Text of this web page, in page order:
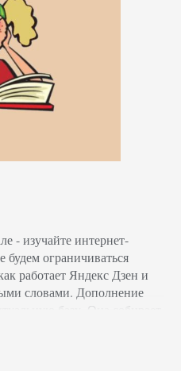
- изучайте интернет-
ограничиваться
работает Яндекс Дзен и
словами. Дополнение
базу. Она собирает
вы посещали раньше,
на ваших
в том, что вы